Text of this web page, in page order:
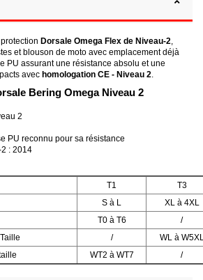
Dorsale Omega Flex de Niveau-2,
et blouson de moto avec emplacement déjà
PU assurant une résistance absolu et une
avec homologation CE - Niveau 2.
Bering Omega Niveau 2
2
PU reconnu pour sa résistance
: 2014
T1
T3
S à L
XL à 4XL
T0 à T6
/
/
WL à
WT2 à WT7 /